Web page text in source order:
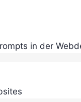
in der